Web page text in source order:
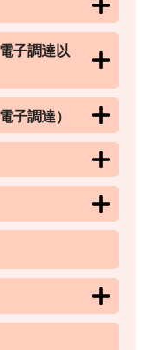
子調達以
子調達）